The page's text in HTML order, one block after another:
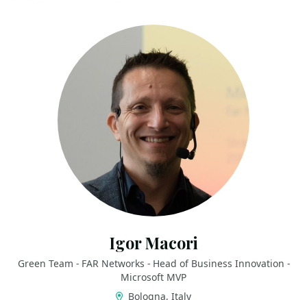
Igor Macori
Green Team - FAR Networks - Head of Business Innovation -
Microsoft MVP
Bologna, Italy